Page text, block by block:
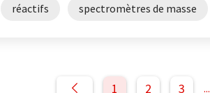
réactifs spectromètres de masse
1 2 3 ...